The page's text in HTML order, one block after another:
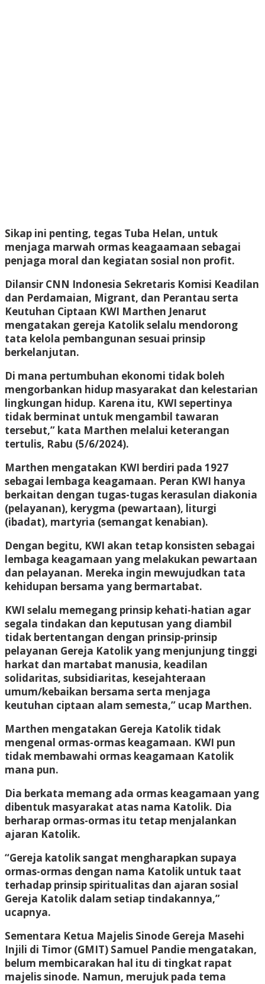
Sikap ini penting, tegas Tuba Helan, untuk
menjaga marwah ormas keagaamaan sebagai
penjaga moral dan kegiatan sosial non profit.
Dilansir CNN Indonesia Sekretaris Komisi Keadilan
dan Perdamaian, Migrant, dan Perantau serta
Keutuhan Ciptaan KWI Marthen Jenarut
mengatakan gereja Katolik selalu mendorong
tata kelola pembangunan sesuai prinsip
berkelanjutan.
Di mana pertumbuhan ekonomi tidak boleh
mengorbankan hidup masyarakat dan kelestarian
lingkungan hidup. Karena itu, KWI sepertinya
tidak berminat untuk mengambil tawaran
tersebut,” kata Marthen melalui keterangan
tertulis, Rabu (5/6/2024).
Marthen mengatakan KWI berdiri pada 1927
sebagai lembaga keagamaan. Peran KWI hanya
berkaitan dengan tugas-tugas kerasulan diakonia
(pelayanan), kerygma (pewartaan), liturgi
(ibadat), martyria (semangat kenabian).
Dengan begitu, KWI akan tetap konsisten sebagai
lembaga keagamaan yang melakukan pewartaan
dan pelayanan. Mereka ingin mewujudkan tata
kehidupan bersama yang bermartabat.
KWI selalu memegang prinsip kehati-hatian agar
segala tindakan dan keputusan yang diambil
tidak bertentangan dengan prinsip-prinsip
pelayanan Gereja Katolik yang menjunjung tinggi
harkat dan martabat manusia, keadilan
solidaritas, subsidiaritas, kesejahteraan
umum/kebaikan bersama serta menjaga
keutuhan ciptaan alam semesta,” ucap Marthen.
Marthen mengatakan Gereja Katolik tidak
mengenal ormas-ormas keagamaan. KWI pun
tidak membawahi ormas keagamaan Katolik
mana pun.
Dia berkata memang ada ormas keagamaan yang
dibentuk masyarakat atas nama Katolik. Dia
berharap ormas-ormas itu tetap menjalankan
ajaran Katolik.
“Gereja katolik sangat mengharapkan supaya
ormas-ormas dengan nama Katolik untuk taat
terhadap prinsip spiritualitas dan ajaran sosial
Gereja Katolik dalam setiap tindakannya,”
ucapnya.
Sementara Ketua Majelis Sinode Gereja Masehi
Injili di Timor (GMIT) Samuel Pandie mengatakan,
belum membicarakan hal itu di tingkat rapat
majelis sinode. Namun, merujuk pada tema